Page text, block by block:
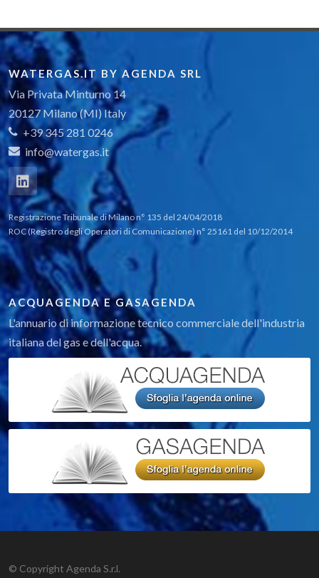
WATERGAS.IT BY AGENDA SRL
Via Privata Minturno 14
20127 Milano (MI) Italy
+39 345 281 0246
info@watergas.it
Registrazione Tribunale di Milano n° 135 del 24/04/2018
ROC (Registro degli Operatori di Comunicazione) n° 25161 del 10/12/2014
ACQUAGENDA E GASAGENDA
L'annuario di informazione tecnico commerciale dell'industria
italiana del gas e dell'acqua.
© Copyright Agenda S.r.l.